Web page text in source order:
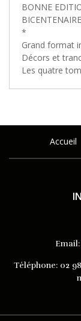
BONNE
*
Grand format
Décors et
Les quatre
Accueil
Email:
Téléphone: 02